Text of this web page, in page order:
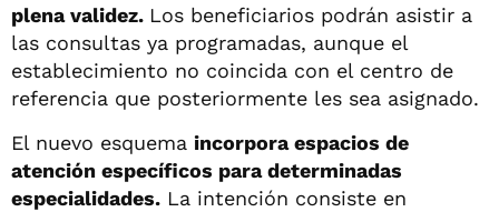
plena validez. Los beneficiarios podrán asistir a
las consultas ya programadas, aunque el
establecimiento no coincida con el centro de
referencia que posteriormente les sea asignado.
El nuevo esquema incorpora espacios de
atención específicos para determinadas
especialidades. La intención consiste en